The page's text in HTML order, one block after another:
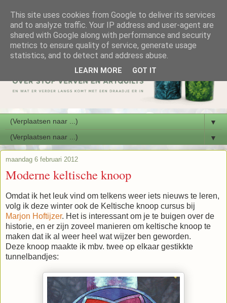
▼
▼
maandag 6 februari 2012
Moderne keltische knoop
Omdat ik het leuk vind om telkens weer iets nieuws te leren,
volg ik deze winter ook de Keltische knoop cursus bij
Marjon Hoftijzer. Het is interessant om je te buigen over de
historie, en er zijn zoveel manieren om keltische knoop te
maken dat ik al weer heel wat wijzer ben geworden.
Deze knoop maakte ik mbv. twee op elkaar gestikkte
tunnelbandjes:
This site uses cookies from Google to deliver its services
and to analyze traffic. Your IP address and user-agent are
shared with Google along with performance and security
metrics to ensure quality of service, generate usage
statistics, and to detect and address abuse.
LEARN MORE GOT IT